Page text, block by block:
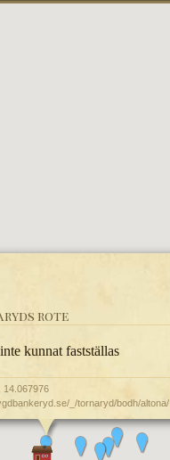
rote
kunnat fastställas
14.067976
_/tornaryd/bodh/altona/